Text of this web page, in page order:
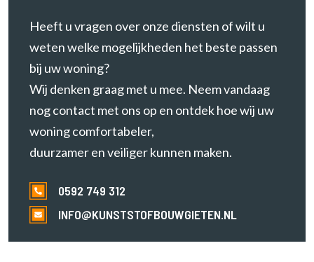
Heeft u vragen over onze diensten of wilt u
weten welke mogelijkheden het beste passen
bij uw woning?
Wij denken graag met u mee. Neem vandaag
nog contact met ons op en ontdek hoe wij uw
woning comfortabeler,
duurzamer en veiliger kunnen maken.
0592 749 312
INFO@KUNSTSTOFBOUWGIETEN.NL